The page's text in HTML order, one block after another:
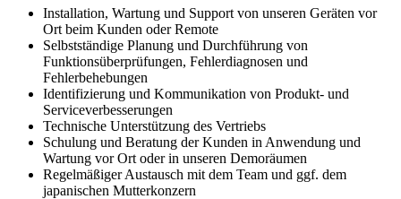
Installation, Wartung und Support von unseren Geräten vor
Ort beim Kunden oder Remote
Selbstständige Planung und Durchführung von
Funktionsüberprüfungen, Fehlerdiagnosen und
Fehlerbehebungen
Identifizierung und Kommunikation von Produkt- und
Serviceverbesserungen
Technische Unterstützung des Vertriebs
Schulung und Beratung der Kunden in Anwendung und
Wartung vor Ort oder in unseren Demoräumen
Regelmäßiger Austausch mit dem Team und ggf. dem
japanischen Mutterkonzern